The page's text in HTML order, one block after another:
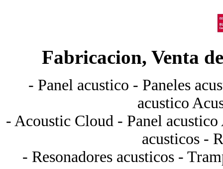
Fabricacion, Venta de
- Panel acustico - Paneles
acustico
- Acoustic Cloud - Panel
acusticos -
- Resonadores acusticos -